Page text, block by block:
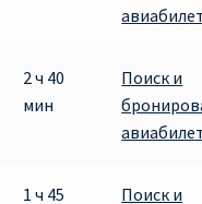
2 ч 40
мин
Поиск и
1 ч 45
Поиск и